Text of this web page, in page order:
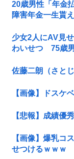
20歳男性「年金
障害年金一生貰
少女2人にAV見
わいせつ 75歳
佐藤二朗（さと
【画像】ドスケ
【悲報】成績優
【画像】爆乳コ
せつけるｗｗｗ